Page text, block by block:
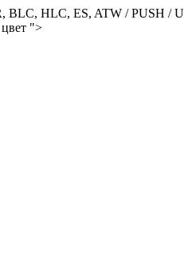
BLC, HLC, ES, ATW / PUSH /
">